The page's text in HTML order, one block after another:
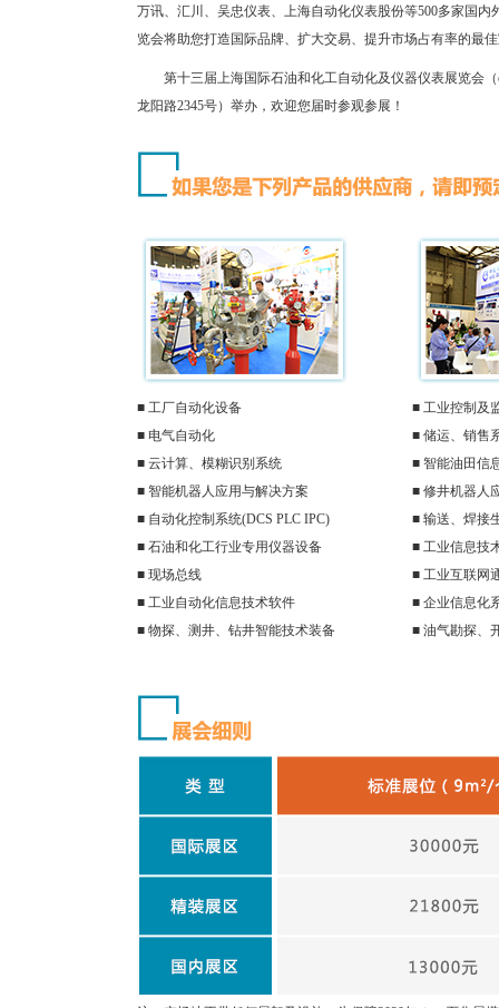
万讯、汇川、吴忠仪表、上海自动化仪表股份等500多家国
览会将助您打造国际品牌、扩大交易、提升市场占有率的最
第十三届上海国际石油和化工自动化及仪器仪表展览会
龙阳路2345号）举办，欢迎您届时参观参展！
■ 工厂自动化设备
■ 电气自动化
■ 云计算、模糊识别系统
■ 智能机器人应用与解决方案
■ 自动化控制系统(DCS PLC IPC)
■ 石油和化工行业专用仪器设备
■ 现场总线
■ 工业自动化信息技术软件
■ 物探、测井、钻井智能技术装备
■ 工业控制及
■ 储运、销售
■ 智能油田信
■ 修井机器人
■ 输送、焊接
■ 工业信息技
■ 工业互联网
■ 企业信息化
■ 油气勘探、